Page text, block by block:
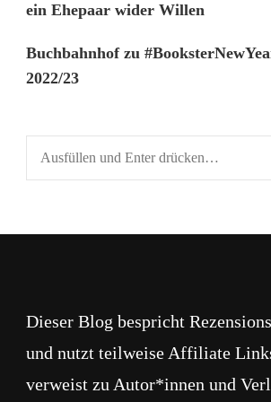
ein Ehepaar wider Willen
Buchbahnhofzu
2022/23
Suchst
du
Dieser Blog bespricht
und nutzt teilweise Affiliate
verweist zu Autor*innen und